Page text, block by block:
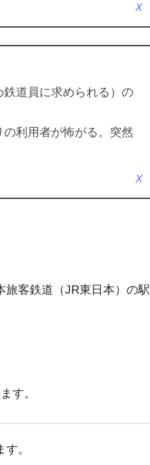
X
道員に求められる）の
利用者が怖がる。突然
X
旅客鉄道（JR東日本）の駅
す。
。